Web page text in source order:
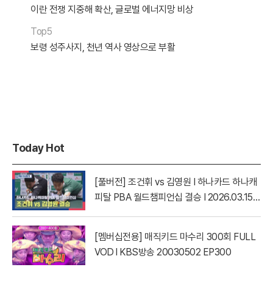
이란 전쟁 지중해 확산, 글로벌 에너지망 비상
Top5
보령 성주사지, 천년 역사 영상으로 부활
Today Hot
[풀버전] 조건휘 vs 김영원 I 하나카드 하나캐
피탈 PBA 월드챔피언십 결승 I 2026.03.15
[멤버십전용] 매직키드 마수리 300회 FULL
VOD l KBS방송 20030502 EP300